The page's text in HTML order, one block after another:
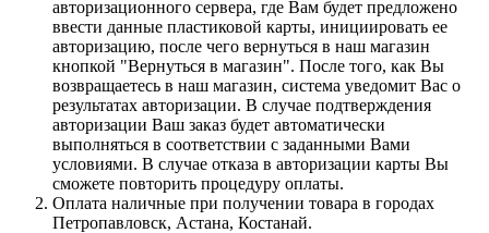
авторизационного сервера, где Вам будет предложено
ввести данные пластиковой карты, инициировать ее
авторизацию, после чего вернуться в наш магазин
кнопкой "Вернуться в магазин". После того, как Вы
возвращаетесь в наш магазин, система уведомит Вас о
результатах авторизации. В случае подтверждения
авторизации Ваш заказ будет автоматически
выполняться в соответствии с заданными Вами
условиями. В случае отказа в авторизации карты Вы
сможете повторить процедуру оплаты.
Оплата наличные при получении товара в городах
Петропавловск, Астана, Костанай.